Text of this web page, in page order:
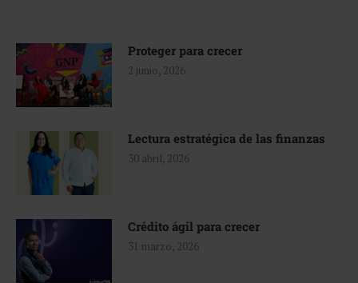
Proteger para crecer
2 junio, 2026
Lectura estratégica de las finanzas
30 abril, 2026
Crédito ágil para crecer
31 marzo, 2026